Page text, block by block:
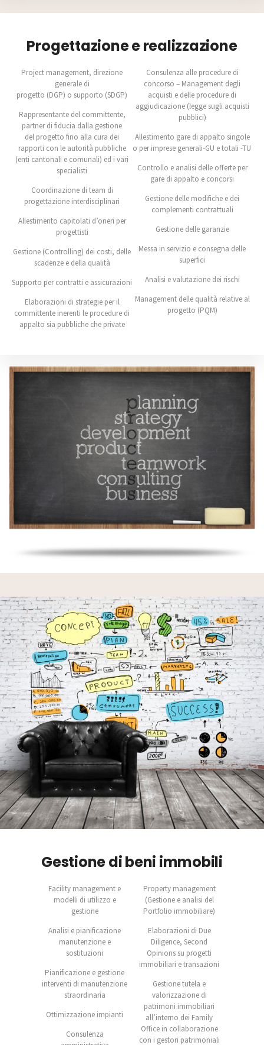
Progettazione e realizzazione
Project management, direzione
generale di
progetto (DGP) o supporto (SDGP)
Rappresentante del committente,
partner di fiducia dalla gestione
del progetto fino alla cura dei
rapporti con le autorità pubbliche
(enti cantonali e comunali) ed i vari
specialisti
Coordinazione di team di
progettazione interdisciplinari
Allestimento capitolati d’oneri per
progettisti
Gestione (Controlling) dei costi, delle
scadenze e della qualità
Supporto per contratti e assicurazioni
Elaborazioni di strategie per il
committente inerenti le procedure di
appalto sia pubbliche che private
Consulenza alle procedure di
concorso – Management degli
acquisti e delle procedure di
aggiudicazione (legge sugli acquisti
pubblici)
Allestimento gare di appalto singole
o per imprese generali-GU e totali -TU
Controllo e analisi delle offerte per
gare di appalto e concorsi
Gestione delle modifiche e dei
complementi contrattuali
Gestione delle garanzie
Messa in servizio e consegna delle
superfici
Analisi e valutazione dei rischi
Management delle qualità relative al
progetto (PQM)
Gestione di beni immobili
Facility management e
modelli di utilizzo e
gestione
Analisi e pianificazione
manutenzione e
sostituzioni
Pianificazione e gestione
interventi di manutenzione
straordinaria
Ottimizzazione impianti
Consulenza
Property management
(Gestione e analisi del
Portfolio immobiliare)
Elaborazioni di Due
Diligence, Second
Opinions su progetti
immobiliari e transazioni
Gestione tutela e
valorizzazione di
patrimoni immobiliari
all’interno dei Family
Office in collaborazione
con i gestori patrimoniali